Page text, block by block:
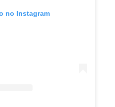
no Instagram